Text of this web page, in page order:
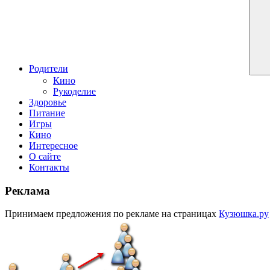
Родители
Кино
Рукоделие
Здоровье
Питание
Игры
Кино
Интересное
О сайте
Контакты
Реклама
Принимаем предложения по рекламе на страницах Кузюшка.ру